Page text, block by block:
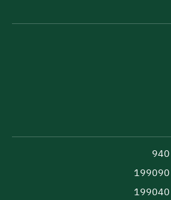
940
199090
199040